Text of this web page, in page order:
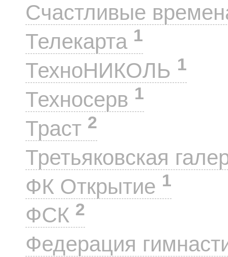
Счастливые
Телекарта 1
ТехноНИКОЛЬ 1
Техносерв 1
Траст 2
Третьяковская
ФК Открытие 1
ФСК 2
Федерация